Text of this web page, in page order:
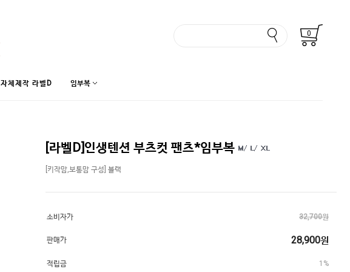
0
자체제작 라벨D 임부복
[라벨D]인생텐션 부츠컷 팬츠*임부복
[키작맘,보통맘 구성] 블랙
소비자가 32,700원
판매가 28,900원
적립금 1%